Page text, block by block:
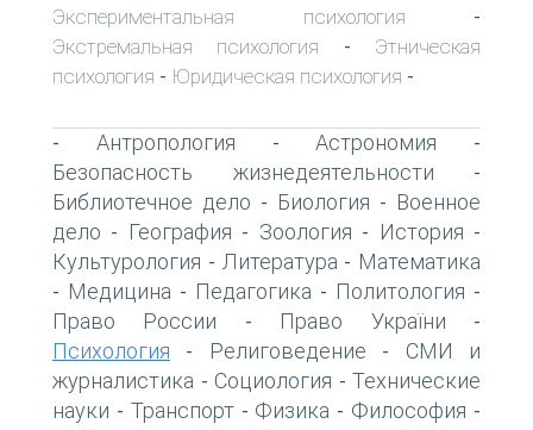
Экспериментальная психология -
Экстремальная психология - Этническая
психология - Юридическая психология -
- Антропология -Астрономия -
Безопасность жизнедеятельности -
Библиотечное дело - Биология - Военное
дело - География - Зоология - История -
Культурология - Литература - Математика
- Медицина - Педагогика - Политология -
Право России - Право України -
Психология - Религоведение - СМИ и
журналистика - Социология - Технические
науки - Транспорт- Физика - Философия -